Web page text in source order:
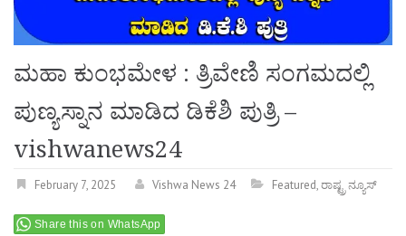
ಮಹಾ ಕುಂಭಮೇಳ : ತ್ರಿವೇಣಿ ಸಂಗಮದಲ್ಲಿ
ಪುಣ್ಯಸ್ನಾನ ಮಾಡಿದ ಡಿಕೆಶಿ ಪುತ್ರಿ –
vishwanews24
February 7, 2025 Vishwa News 24 Featured,ರಾಷ್ಟ್ರ ನ್ಯೂಸ್
Share this on WhatsApp